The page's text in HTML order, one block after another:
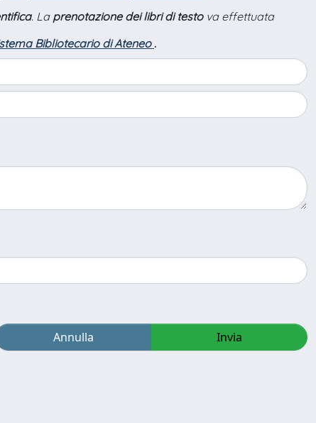
. La prenotazione dei libri di testova effettuata
Bibliotecario di Ateneo .
Annulla Invia